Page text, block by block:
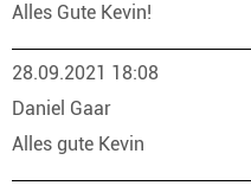
Alles Gute Kevin!
28.09.2021 18:08
Daniel Gaar
Alles gute Kevin